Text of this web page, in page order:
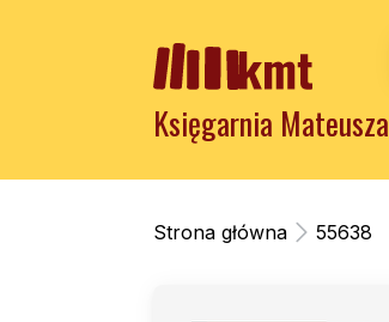
Księgarnia Mateusza
Strona główna 55638